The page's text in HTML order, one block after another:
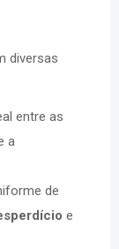
diversas
entre as
a
de
e